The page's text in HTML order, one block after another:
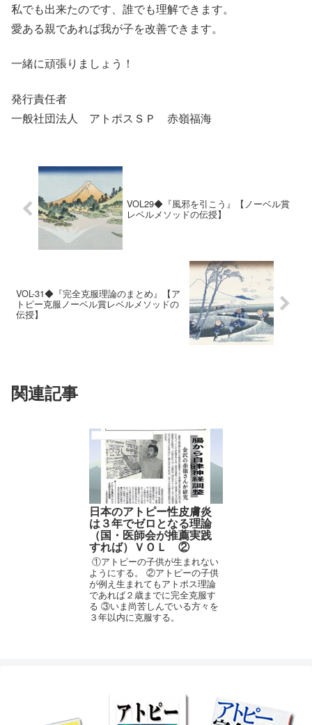
私でも出来たのです、誰でも理解できます。
愛ある親であれば我が子を改善できます。
一緒に頑張りましょう！
発行責任者
一般社団法人 アトポスＳＰ 赤嶺福海
VOL29◆『風邪を引こう』【ノーベル賞
レベルメソッドの伝授】
VOL-31◆『完全克服理論のまとめ』【ア
トピー克服ノーベル賞レベルメソッドの
伝授】
関連記事
日本のアトピー性皮膚炎
は３年でゼロとなる理論
（国・医師会が推薦実践
すれば）ＶＯＬ ②
①アトピーの子供が生まれない
ようにする。 ②アトピーの子供
が例え生まれてもアトポス理論
であれば２歳までに完全克服す
る ③いま尚苦しんでいる方々を
３年以内に克服する。